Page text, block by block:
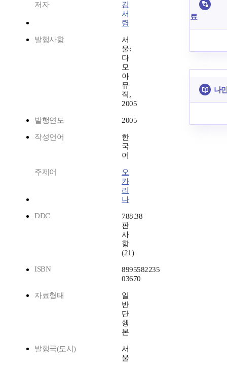
저자
김
서
령
발행사항
서
울:
다
모
아
뮤
직,
2005
발행연도 2005
작성언어
한
국
어
주제어
오
카
리
나
DDC
788.38
판
사
항
(21)
ISBN
8995582235
03670
자료형태
일
반
단
행
본
발행국(도시)
서
울
료
나